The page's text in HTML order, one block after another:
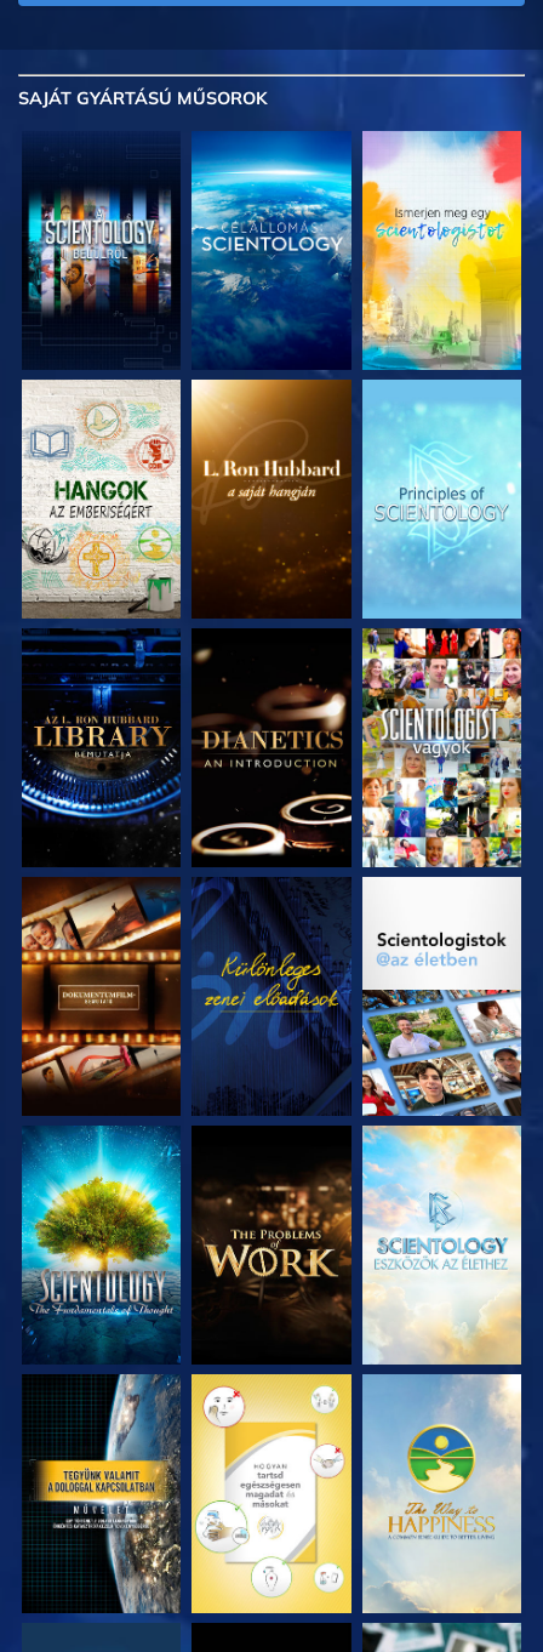
SAJÁT GYÁRTÁSÚ MŰSOROK
A SOROZAT
RÉSZEI
A SOROZAT
RÉSZEI
A SOROZAT
RÉSZEI
A SOROZAT
RÉSZEI
A SOROZAT
RÉSZEI
MŰSORNÉZÉS
A SOROZAT
RÉSZEI
MŰSORNÉZÉS
A SOROZAT
A SOROZAT
RÉSZEI
A SOROZAT
RÉSZEI
A SOROZAT
RÉSZEI
MŰSORNÉZÉS MŰSORNÉZÉS MŰSORNÉZÉS